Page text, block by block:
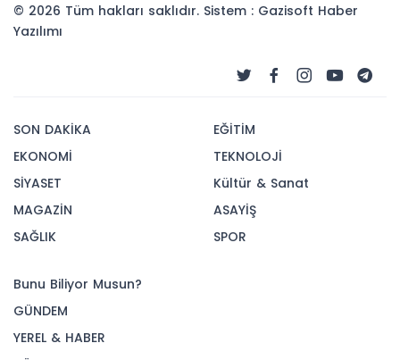
© 2026 Tüm hakları saklıdır. Sistem : Gazisoft Haber
Yazılımı
SON DAKİKA
EKONOMİ
SİYASET
MAGAZİN
SAĞLIK
EĞİTİM
TEKNOLOJİ
Kültür & Sanat
ASAYİŞ
SPOR
Bunu Biliyor Musun?
GÜNDEM
YEREL & HABER